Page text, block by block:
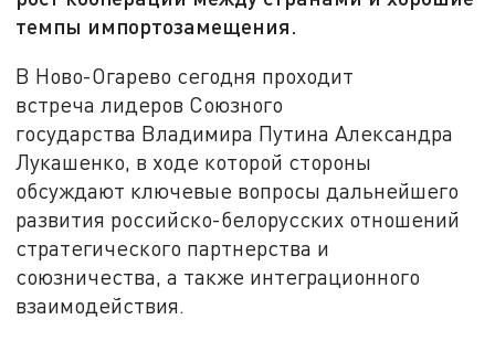
темпы импортозамещения.
В Ново-Огарево сегодня проходит
встреча лидеров Союзного
государства Владимира Путина Александра
Лукашенко, в ходе которой стороны
обсуждают ключевые вопросы дальнейшего
развития российско-белорусских отношений
стратегического партнерства и
союзничества, а также интеграционного
взаимодействия.